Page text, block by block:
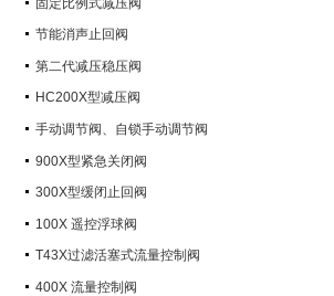
节能消声止回阀
第二代减压稳压阀
HC200X型减压阀
手动调节阀、自锁手动调节阀
900X型紧急关闭阀
300X型缓闭止回阀
100X 遥控浮球阀
T43X过滤活塞式流量控制阀
400X 流量控制阀